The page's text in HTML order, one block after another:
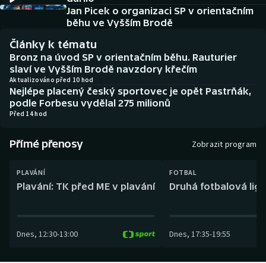
Baseball a softbal
Basketbal
Biatlon
Boby a skeleton
Box
Curling
Historické návraty
Aplikace ČT sport
AZ kvíz
Jan Picek o organizaci SP v orientačním
běhu ve Vyšším Brodě
Články k tématu
Bronz na úvod SP v orientačním běhu. Rauturier
slaví ve Vyšším Brodě navzdory křečím
Aktualizováno před 10 hod
Nejlépe placený český sportovec je opět Pastrňák,
podle Forbesu vydělal 275 milionů
Před 14 hod
Přímé přenosy Zobrazit program
PLAVÁNÍ
Plavání: TK před ME v plavání
Dnes, 12:30-13:00
FOTBAL
Druhá fotbalová
Dnes, 17:35-19:55